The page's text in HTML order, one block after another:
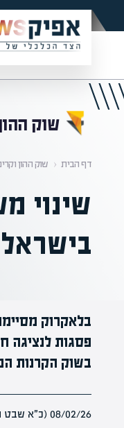
שוק
דף הבית ‹ שוק ההון
שינוי
בישראל
בלאקרוק
פסגות לנציגה
בשוק הקרנות
08/02/26 (כ״א שבט תשפ״ו)